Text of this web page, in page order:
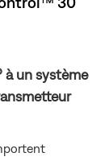
à un système